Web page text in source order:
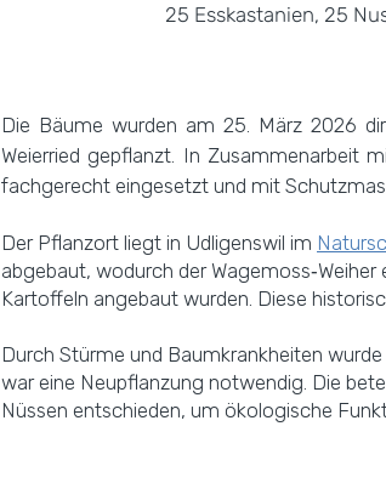
25 Esskastanien, 25
Die Bäume wurden am 25. März 2026
Weierried gepflanzt. In Zusammenarbeit
fachgerecht eingesetzt und mit
Der Pflanzort liegt in Udligenswil im
abgebaut, wodurch der
Kartoffeln angebaut wurden. Diese
Durch Stürme und Baumkrankheiten
war eine Neupflanzung notwendig. Die
Nüssen entschieden, um ökologische